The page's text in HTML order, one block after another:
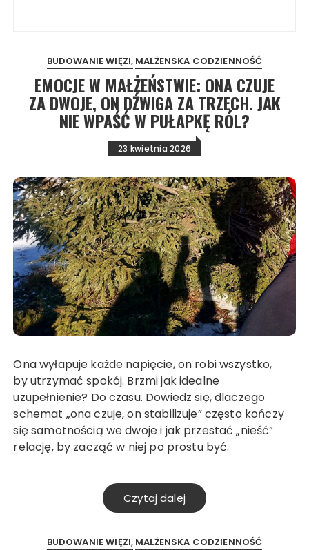
BUDOWANIE WIĘZI MAŁŻENSKA CODZIENNOŚĆ
EMOCJE W MAŁŻEŃSTWIE: ONA CZUJE
ZA DWOJE, ON DŹWIGA ZA TRZECH. JAK
NIE WPAŚĆ W PUŁAPKĘ RÓL?
23 kwietnia 2026
Ona wyłapuje każde napięcie, on robi wszystko,
by utrzymać spokój. Brzmi jak idealne
uzupełnienie? Do czasu. Dowiedz się, dlaczego
schemat „ona czuje, on stabilizuje” często kończy
się samotnością we dwoje i jak przestać „nieść”
relację, by zacząć w niej po prostu być.
Czytaj dalej
BUDOWANIE WIĘZI MAŁŻENSKA CODZIENNOŚĆ